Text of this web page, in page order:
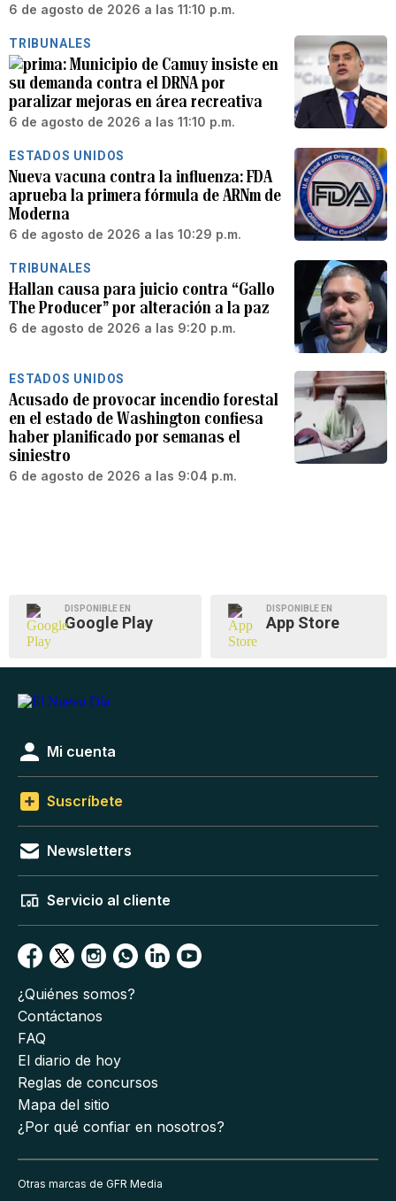
6 de agosto de 2026 a las 11:10 p.m.
TRIBUNALES
Municipio de Camuy insiste en
su demanda contra el DRNA por
paralizar mejoras en área recreativa
6 de agosto de 2026 a las 11:10 p.m.
ESTADOS UNIDOS
Nueva vacuna contra la influenza: FDA
aprueba la primera fórmula de ARNm de
Moderna
6 de agosto de 2026 a las 10:29 p.m.
TRIBUNALES
Hallan causa para juicio contra “Gallo
The Producer” por alteración a la paz
6 de agosto de 2026 a las 9:20 p.m.
ESTADOS UNIDOS
Acusado de provocar incendio forestal
en el estado de Washington confiesa
haber planificado por semanas el
siniestro
6 de agosto de 2026 a las 9:04 p.m.
DISPONIBLE EN
Google Play
DISPONIBLE EN
App Store
Mi cuenta
Suscríbete
Newsletters
Servicio al cliente
¿Quiénes somos?
Contáctanos
FAQ
El diario de hoy
Reglas de concursos
Mapa del sitio
¿Por qué confiar en nosotros?
Otras marcas de GFR Media